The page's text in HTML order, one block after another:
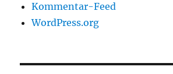
Kommentar-Feed
WordPress.org